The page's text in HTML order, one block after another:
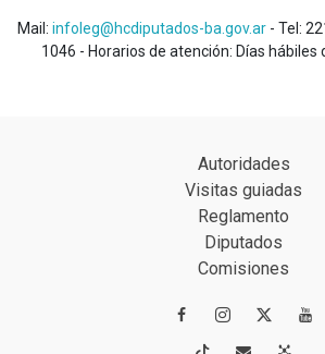
Mail: infoleg@hcdiputados-ba.gov.ar - Tel:
1046 - Horarios de atención: Días hábiles
Autoridades
Visitas guiadas
Reglamento
Diputados
Comisiones
 